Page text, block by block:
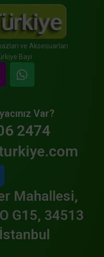
ve Aksesuarları
Bayi
Var?
2474
Mahallesi,
G15, 34513